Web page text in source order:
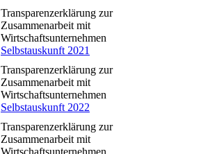
Transparenzerklärung zur
Zusammenarbeit mit
Wirtschaftsunternehmen
Selbstauskunft 2021
Transparenzerklärung zur
Zusammenarbeit mit
Wirtschaftsunternehmen
Selbstauskunft 2022
Transparenzerklärung zur
Zusammenarbeit mit
Wirtschaftsunternehmen